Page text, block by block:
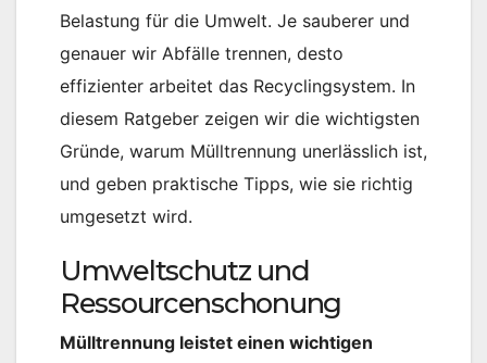
Belastung für die Umwelt. Je sauberer und
genauer wir Abfälle trennen, desto
effizienter arbeitet das Recyclingsystem. In
diesem Ratgeber zeigen wir die wichtigsten
Gründe, warum Mülltrennung unerlässlich ist,
und geben praktische Tipps, wie sie richtig
umgesetzt wird.
Umweltschutz und
Ressourcenschonung
Mülltrennung leistet einen wichtigen